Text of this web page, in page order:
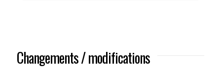
Changements / modifications